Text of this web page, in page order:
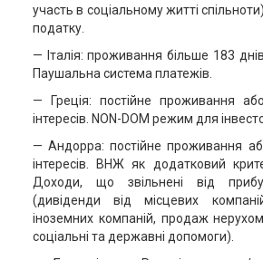
участь в соціальному житті
податку.
— Італія: проживання більше 183
Паушальна система платежів.
— Греція: постійне проживання
інтересів. NON-DOM режим для
— Андорра: постійне проживання
інтересів. ВНЖ як додатковий
Доходи, що звільнені від
(дивіденди від місцевих
іноземних компаній, продаж
соціальні та державні допомоги).